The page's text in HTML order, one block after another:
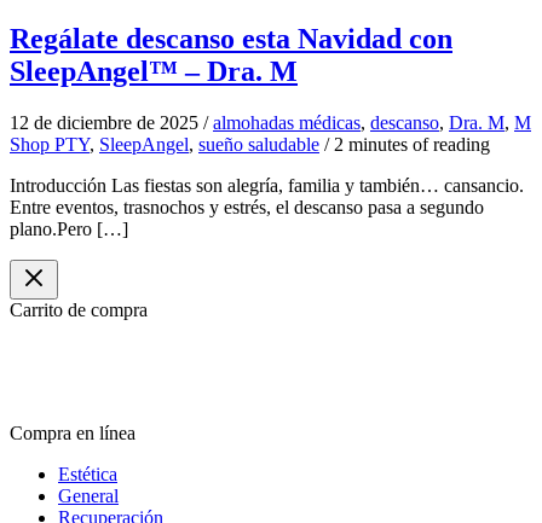
Regálate descanso esta Navidad con
SleepAngel™ – Dra. M
12 de diciembre de 2025 /almohadas médicas, descanso, Dra. M, M
Shop PTY, SleepAngel, sueño saludable / 2 minutes of reading
Introducción Las fiestas son alegría, familia y también… cansancio.
Entre eventos, trasnochos y estrés, el descanso pasa a segundo
plano.Pero […]
Carrito de compra
Compra en línea
Estética
General
Recuperación